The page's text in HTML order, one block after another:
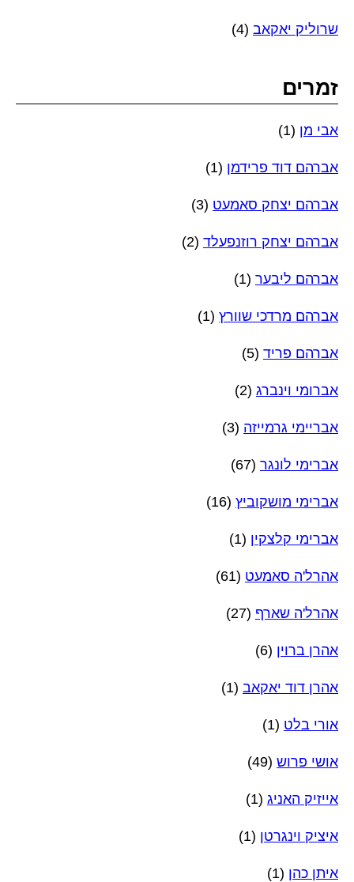
שרוליק יאקאב (4)
זמרים
אבי מן (1)
אברהם דוד פרידמן (1)
אברהם יצחק סאמעט (3)
אברהם יצחק רוזנפעלד (2)
אברהם ליבער (1)
אברהם מרדכי שוורץ (1)
אברהם פריד (5)
אברומי וינברג (2)
אבריימי גרמייזה (3)
אברימי לונגר (67)
אברימי מושקוביץ (16)
אברימי קלצקין (1)
אהרל'ה סאמעט (61)
אהרל'ה שארף (27)
אהרן ברוין (6)
אהרן דוד יאקאב (1)
אורי בלט (1)
אושי פרוש (49)
אייזיק האניג (1)
איציק וינגרטן (1)
איתן כהן (1)